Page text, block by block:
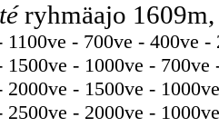
ryhmäajo
1100ve - 700ve - 400ve -
1500ve - 1000ve - 700ve
2000ve - 1500ve -
2500ve - 2000ve -